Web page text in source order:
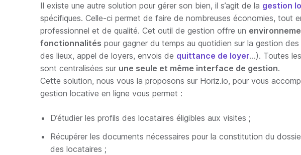
Il existe une autre solution pour gérer son bien, il s’agit de la gestion
spécifiques. Celle-ci permet de faire de nombreuses économies, tout
professionnel et de qualité. Cet outil de gestion offre un
fonctionnalités pour gagner du temps au quotidien sur la gestion
des lieux, appel de loyers, envois de quittance de loyer…). Toutes
sont centralisées sur une seule et même interface de gestion.
Cette solution, nous vous la proposons sur Horiz.io, pour vous
gestion locative en ligne vous permet :
D’étudier les profils des locataires éligibles aux visites ;
Récupérer les documents nécessaires pour la constitution du
des locataires ;